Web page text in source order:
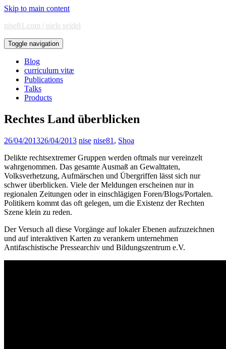
Skip to main content
nise81.com | niels seidel
Toggle navigation
Blog
curriculum vitæ
Publications
Talks
Products
Rechtes Land überblicken
26/04/201326/04/2013 nise nise81 , Shoa
Delikte rechtsextremer Gruppen werden oftmals nur vereinzelt
wahrgenommen. Das gesamte Ausmaß an Gewalttaten,
Volksverhetzung, Aufmärschen und Übergriffen lässt sich nur
schwer überblicken. Viele der Meldungen erscheinen nur in
regionalen Zeitungen oder in einschlägigen Foren/Blogs/Portalen.
Politikern kommt das oft gelegen, um die Existenz der Rechten
Szene klein zu reden.
Der Versuch all diese Vorgänge auf lokaler Ebenen aufzuzeichnen
und auf interaktiven Karten zu verankern unternehmen
Antifaschistische Pressearchiv und Bildungszentrum e.V.